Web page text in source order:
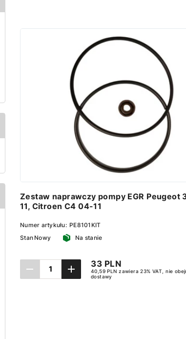
Zestaw naprawczy pompy EGR Peugeot
11, Citroen C4 04-11
Numer artykułu: PE8101KIT
Stan Nowy Na stanie
33 PLN
40,59 PLN zawiera 23% VAT, nie
dostawy